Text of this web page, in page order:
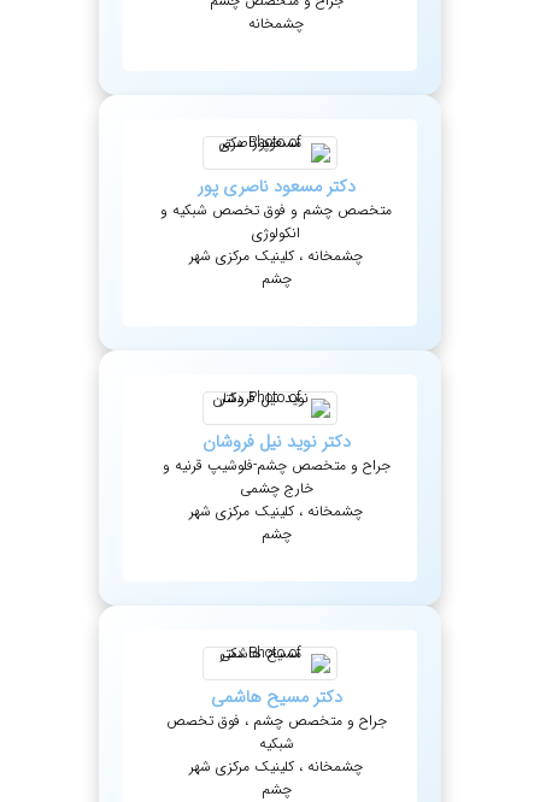
چشمخانه
دکتر مسعود ناصری پور
متخصص چشم و فوق تخصص شبکیه و
انکولوژی
چشمخانه ، کلینیک مرکزی شهر
چشم
دکتر نویدنیل فروشان
جراح و متخصص چشم-فلوشیپ قرنیه و
خارج چشمی
چشمخانه ، کلینیک مرکزی شهر
چشم
دکتر مسیح هاشمی
جراح و متخصص چشم ، فوق تخصص
شبکیه
چشمخانه ، کلینیک مرکزی شهر
چشم